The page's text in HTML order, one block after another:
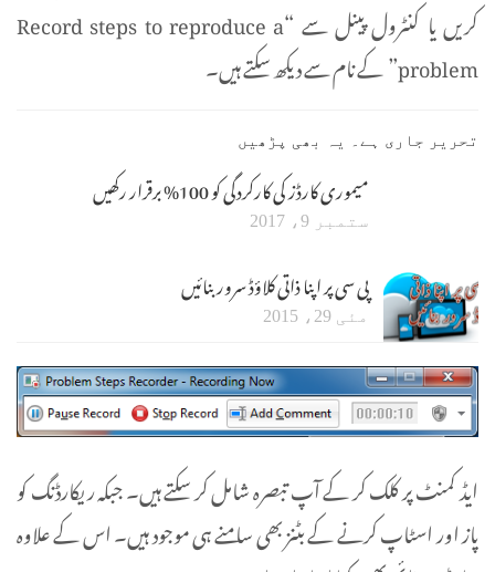
کریں یا کنٹرول پینل سے “Record steps to reproduce a
problem” کے نام سے دیکھ سکتے ہیں۔
تحریر جاری ہے۔ یہ بھی پڑھیں
میموری کارڈز کی کارکردگی کو 100% برقرار رکھیں
ستمبر 9، 2017
پی سی پر اپنا ذاتی کلاؤڈ سرور بنائیں
مئی 29، 2015
ایڈ کمنٹ پر کلک کر کے آپ تبصرہ شامل کر سکتے ہیں۔ جبکہ ریکارڈنگ کو
پاز اور اسٹاپ کرنے کے بٹنز بھی سامنے ہی موجود ہیں۔ اس کے علاوہ